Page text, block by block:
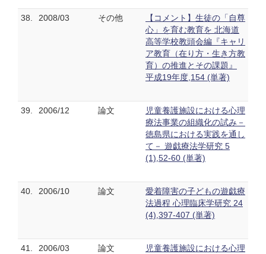
38. 2008/03 その他
【コメント】生徒の「自尊
心」を育む教育を 北海道
高等学校教頭会編『キャリ
ア教育（在り方・生き方教
育）の推進とその課題』
平成19年度,154 (単著)
39. 2006/12 論文
児童養護施設における心理
療法事業の組織化の試み－
徳島県における実践を通し
て－ 遊戯療法学研究 5
(1),52-60 (単著)
40. 2006/10 論文
愛着障害の子どもの遊戯療
法過程 心理臨床学研究 24
(4),397-407 (単著)
41. 2006/03 論文
児童養護施設における心理